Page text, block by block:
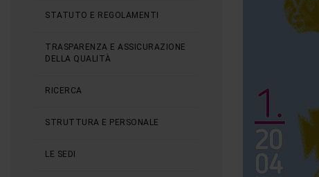
STATUTO E REGOLAMENTI
TRASPARENZA E ASSICURAZIONE
DELLA QUALITÀ
RICERCA
STRUTTURA E PERSONALE
LE SEDI